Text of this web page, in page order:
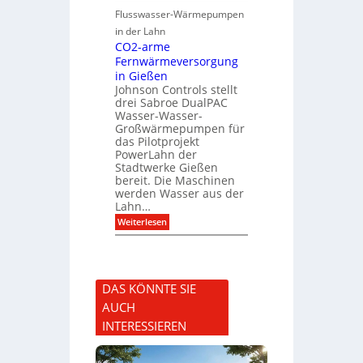
n
r
o
j
e
k
t
k
o
n
f
i
g
u
r
t
i
s
r
i
s
c
h
e
L
e
u
c
h
t
e
n
i
t
h
e
Flusswasser-Wärmepumpen
in der Lahn
CO2-arme
Fernwärmeversorgung
in Gießen
Johnson Controls stellt
drei Sabroe DualPAC
Wasser-Wasser-
Großwärmepumpen für
das Pilotprojekt
PowerLahn der
Stadtwerke Gießen
bereit. Die Maschinen
werden Wasser aus der
Lahn…
Weiterlesen:
C
a
r
F
e
r
DAS KÖNNTE SIE
AUCH
INTERESSIEREN